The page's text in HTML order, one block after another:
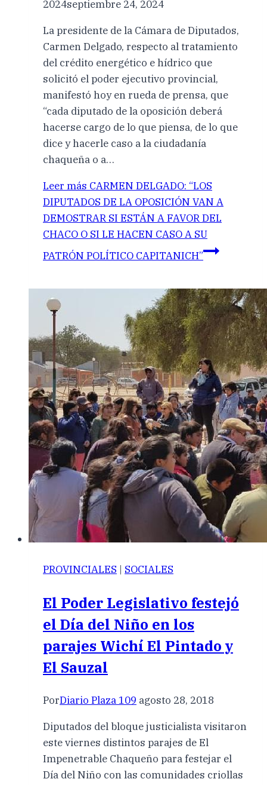
2024septiembre 24, 2024
La presidente de la Cámara de Diputados,
Carmen Delgado, respecto al tratamiento
del crédito energético e hídrico que
solicitó el poder ejecutivo provincial,
manifestó hoy en rueda de prensa, que
“cada diputado de la oposición deberá
hacerse cargo de lo que piensa, de lo que
dice y hacerle caso a la ciudadanía
chaqueña o a…
Leer más CARMEN DELGADO: “LOS
DIPUTADOS DE LA OPOSICIÓN VAN A
DEMOSTRAR SI ESTÁN A FAVOR DEL
CHACO O SI LE HACEN CASO A SU
PATRÓN POLÍTICO CAPITANICH”
PROVINCIALES | SOCIALES
El Poder Legislativo festejó
el Día del Niño en los
parajes Wichí El Pintado y
El Sauzal
PorDiario Plaza 109 agosto 28, 2018
Diputados del bloque justicialista visitaron
este viernes distintos parajes de El
Impenetrable Chaqueño para festejar el
Día del Niño con las comunidades criollas